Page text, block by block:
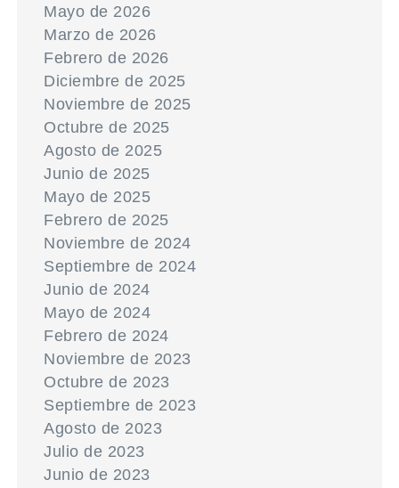
Mayo de 2026
Marzo de 2026
Febrero de 2026
Diciembre de 2025
Noviembre de 2025
Octubre de 2025
Agosto de 2025
Junio de 2025
Mayo de 2025
Febrero de 2025
Noviembre de 2024
Septiembre de 2024
Junio de 2024
Mayo de 2024
Febrero de 2024
Noviembre de 2023
Octubre de 2023
Septiembre de 2023
Agosto de 2023
Julio de 2023
Junio de 2023